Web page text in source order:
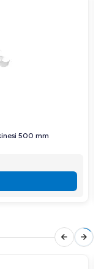
sık hamur işi
UHA-40-Y
en iyi şekilde
500 mm